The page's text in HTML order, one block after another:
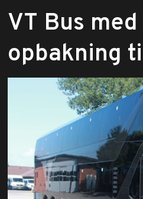
VT Bus
opbakning